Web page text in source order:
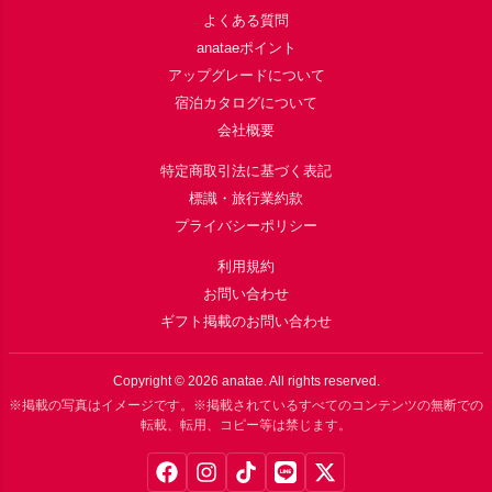
よくある質問
anataeポイント
アップグレードについて
宿泊カタログについて
会社概要
特定商取引法に基づく表記
標識・旅行業約款
プライバシーポリシー
利用規約
お問い合わせ
ギフト掲載のお問い合わせ
Copyright © 2026 anatae. All rights reserved.
※掲載の写真はイメージです。※掲載されているすべてのコンテンツの無断での
転載、転用、コピー等は禁じます。
Facebook
Instagram
TikTokLINEX